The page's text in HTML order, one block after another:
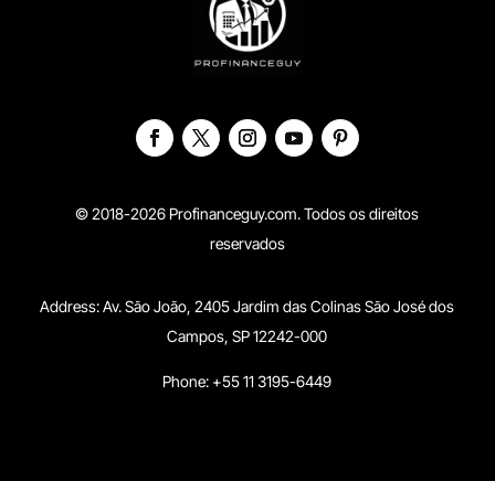
© 2018-2026 Profinanceguy.com. Todos os direitos
reservados
Address:Av. São João, 2405 Jardim das Colinas São José dos
Campos, SP 12242-000
Phone: +55 11 3195-6449